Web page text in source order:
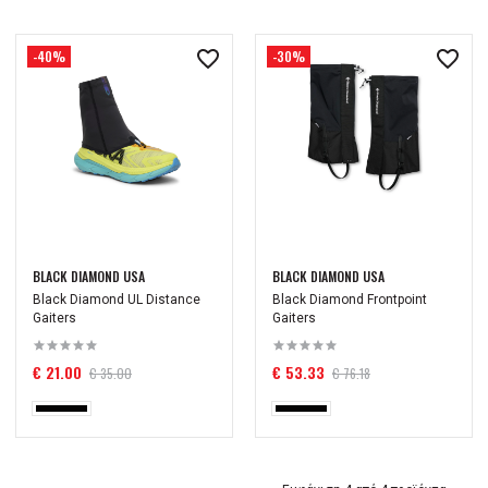
-40%
BLACK DIAMOND USA
Black Diamond UL Distance
Gaiters
€ 21.00 € 35.00
-30%
BLACK DIAMOND USA
Black Diamond Frontpoint
Gaiters
€ 53.33 € 76.18